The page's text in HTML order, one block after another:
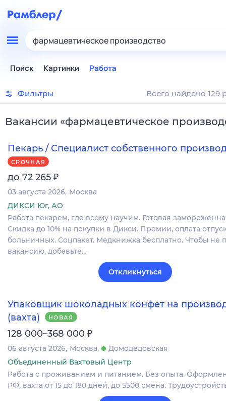
фармацевтическое производство
Поиск Картинки Работа
Фильтры Всего найдено 129
Вакансии «фармацевтическое
Пекарь / Специалист собственного
СРОЧНАЯ
до 72 265 ₽
03 августа 2026 Москва
ДИКСИ Юг, АО
Работа пекарем, где всему научим. Готовая
Скидка до 10% на покупки в Дикси. Премии, оплата
больничных. Соцпакет. Медкнижка бесплатно. Чтобы не
вакансию, добавьте…
Откликнуться
Упаковщик шоколадных конфет на
(вахта)
НОВАЯ
128 000–368 000 ₽
06 августа 2026 Москва
Домодедовская
Объединенный Вахтовый Центр
Работа с проживанием и питанием. Без опыта.
РФ, вахта от 15 до 180 дней, до 5500 смена.